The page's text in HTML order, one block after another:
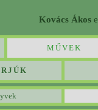
Kovács Ákos
MŰVEK